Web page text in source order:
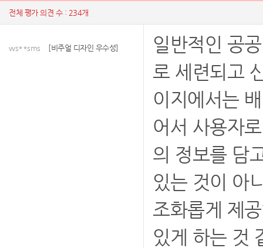
전체 평가 의견 수 : 234개
ws**sms [비주얼 디자인 우수성]
일반적인 공
로 세련되고
이지에서는
어서 사용자
의 정보를 담
있는 것이 아
조화롭게 제
있게 하는 것